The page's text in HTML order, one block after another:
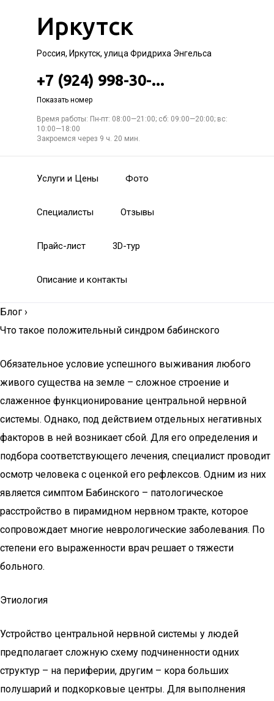
Иркутск
Россия, Иркутск, улица Фридриха Энгельса
+7 (924) 998-30-...
Показать номер
Время работы: Пн-пт: 08:00—21:00; сб: 09:00—20:00; вс:
10:00—18:00
Закроемся через 9 ч. 20 мин.
Услуги и Цены Фото
Специалисты Отзывы
Прайс-лист 3D-тур
Описание и контакты
Блог ›
Что такое положительный синдром бабинского
Обязательное условие успешного выживания любого
живого существа на земле – сложное строение и
слаженное функционирование центральной нервной
системы. Однако, под действием отдельных негативных
факторов в ней возникает сбой. Для его определения и
подбора соответствующего лечения, специалист проводит
осмотр человека с оценкой его рефлексов. Одним из них
является симптом Бабинского – патологическое
расстройство в пирамидном нервном тракте, которое
сопровождает многие неврологические заболевания. По
степени его выраженности врач решает о тяжести
больного.
Этиология
Устройство центральной нервной системы у людей
предполагает сложную схему подчиненности одних
структур – на периферии, другим – кора больших
полушарий и подкорковые центры. Для выполнения